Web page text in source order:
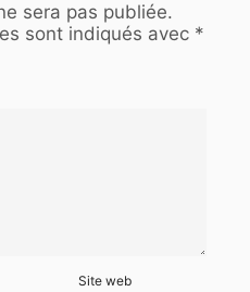
sera pas publiée.
sont indiqués avec *
Site web